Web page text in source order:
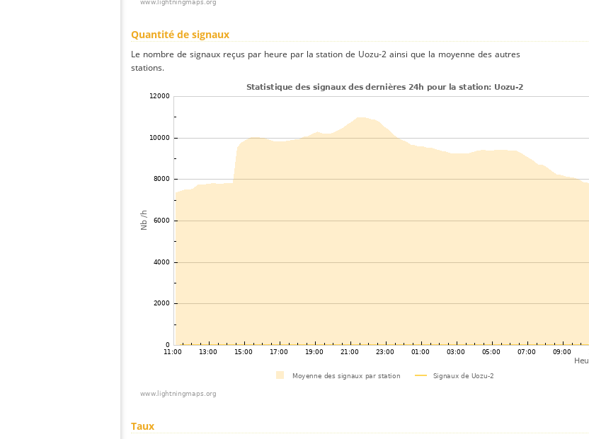
Quantité de signaux
Le nombre de signaux reçus par heure par la station de Uozu-2 ainsi que la moyenne des autres
stations.
Taux